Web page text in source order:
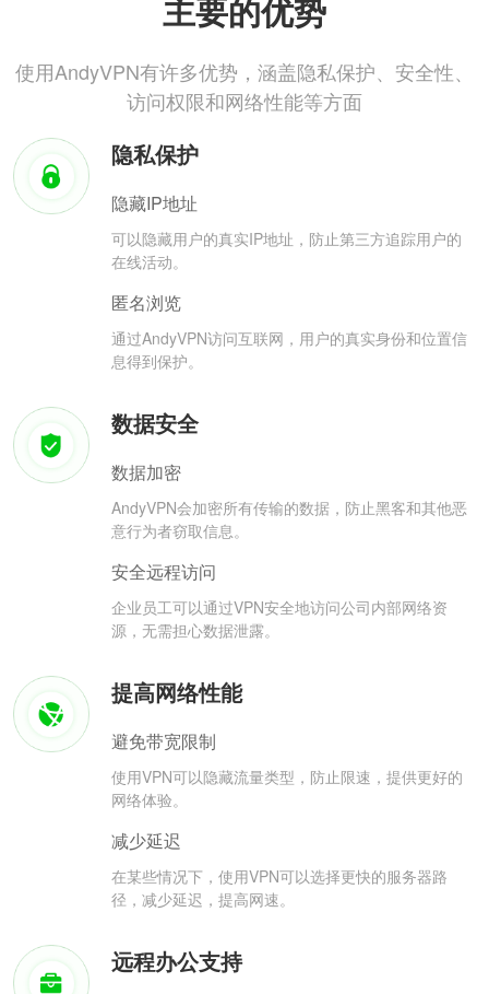
主要的优势
使用AndyVPN有许多优势，涵盖隐私保护、安全性、
访问权限和网络性能等方面
隐私保护
隐藏IP地址
可以隐藏用户的真实IP地址，防止第三方追踪用户的
在线活动。
匿名浏览
通过AndyVPN访问互联网，用户的真实身份和位置信
息得到保护。
数据安全
数据加密
AndyVPN会加密所有传输的数据，防止黑客和其他恶
意行为者窃取信息。
安全远程访问
企业员工可以通过VPN安全地访问公司内部网络资
源，无需担心数据泄露。
提高网络性能
避免带宽限制
使用VPN可以隐藏流量类型，防止限速，提供更好的
网络体验。
减少延迟
在某些情况下，使用VPN可以选择更快的服务器路
径，减少延迟，提高网速。
远程办公支持